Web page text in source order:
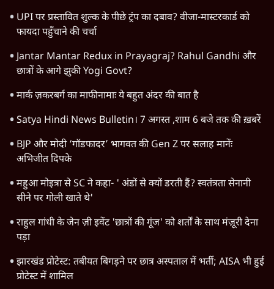
UPI पर प्रस्तावित शुल्क के पीछे ट्रंप का दबाव? वीजा-मास्टरकार्ड को
फायदा पहुँचाने की चर्चा
Jantar Mantar Redux in Prayagraj? Rahul Gandhi और
छात्रों के आगे झुकी Yogi Govt?
मार्क ज़करबर्ग का माफीनामाः ये बहुत अंदर की बात है
Satya Hindi News Bulletin। 7 अगस्त ,शाम 6 बजे तक की ख़बरें
BJP और मोदी ‘गॉडफादर’ भागवत की Gen Z पर सलाह मानेंः
अभिजीत दिपके
महुआ मोइत्रा से SC ने कहा- ' अंडों से क्यों डरती हैं? स्वतंत्रता सेनानी
सीने पर गोली खाते थे'
राहुल गांधी के जेन ज़ी इवेंट 'छात्रों की गूंज' को शर्तों के साथ मंज़ूरी देना
पड़ा
झारखंड प्रोटेस्ट: तबीयत बिगड़ने पर छात्र अस्पताल में भर्ती; AISA भी हुई
प्रोटेस्ट में शामिल